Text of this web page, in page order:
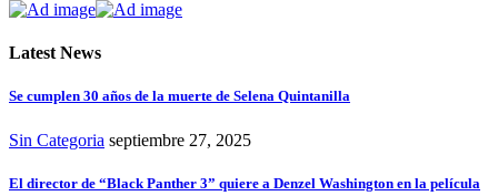
Latest News
Se cumplen 30 años de la muerte de Selena Quintanilla
Sin Categoria septiembre 27, 2025
El director de “Black Panther 3” quiere a Denzel Washington en la película